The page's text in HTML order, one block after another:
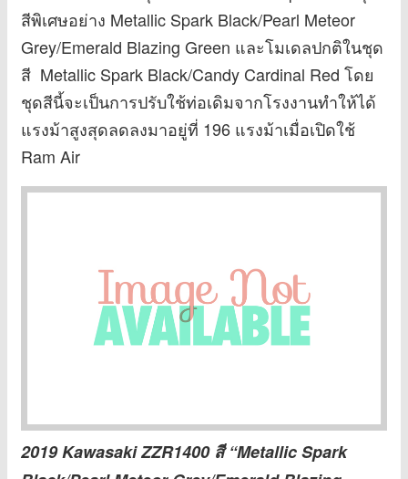
สีพิเศษอย่าง Metallic Spark Black/Pearl Meteor
Grey/Emerald Blazing Green และโมเดลปกติในชุด
สี Metallic Spark Black/Candy Cardinal Red โดย
ชุดสีนี้จะเป็นการปรับใช้ท่อเดิมจากโรงงานทำให้ได้
แรงม้าสูงสุดลดลงมาอยู่ที่ 196 แรงม้าเมื่อเปิดใช้
Ram Air
2019 Kawasaki ZZR1400 สี “Metallic Spark